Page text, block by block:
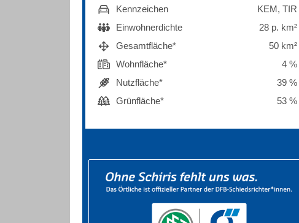
Kennzeichen
KEM, TIR
Einwohnerdichte
28 p. km²
Gesamtfläche*
50 km²
Wohnfläche*
4 %
Nutzfläche*
39 %
Grünfläche*
53 %